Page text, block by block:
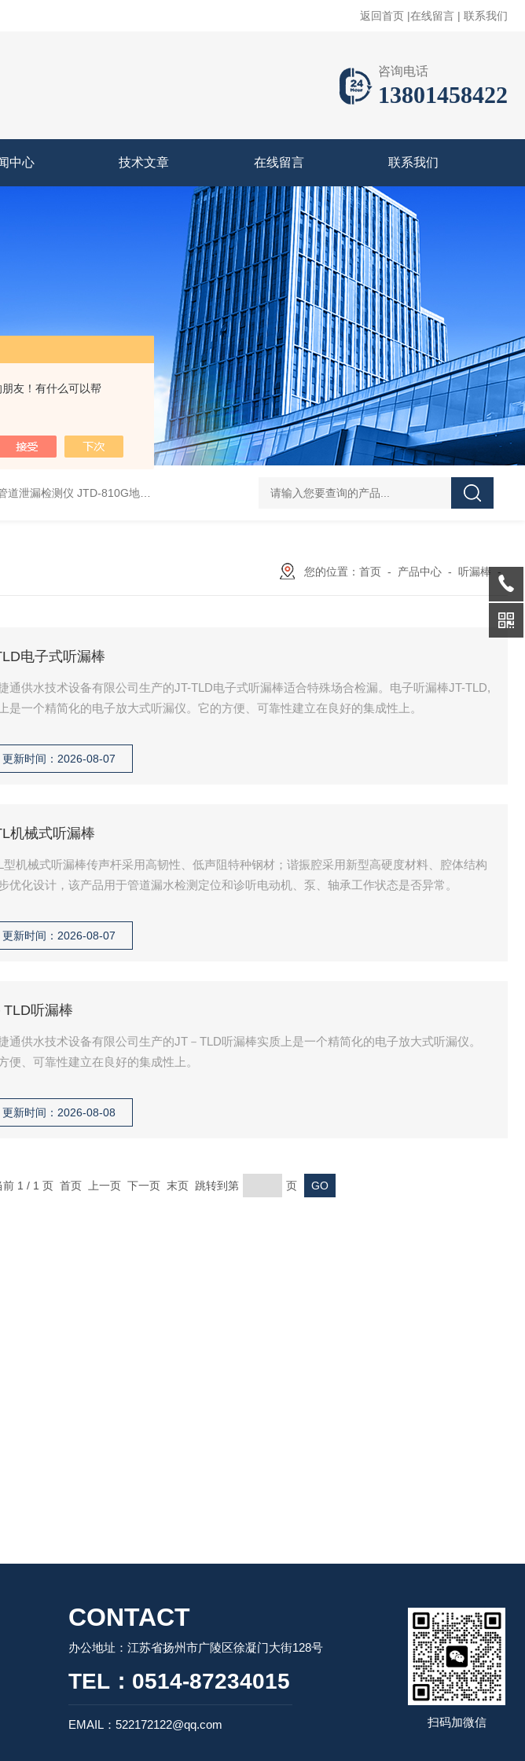
友！有什么可以帮
返回首页 |在线留言 | 联系我们
咨询电话
13801458422
中心 技术文章 在线留言 联系我们
道泄漏检测仪 JTD-810G地下管线探测仪 JTD-800G地下管线探测仪 JT－3000升级款智能数字式漏水检测
您的位置： 首页 - 产品中心 - 听漏棒 -
电子式听漏棒
通供水技术设备有限公司生产的JT-TLD电子式听漏棒适合特殊场合检漏。电子听漏棒JT-TLD,
是一个精简化的电子放大式听漏仪。它的方便、可靠性建立在良好的集成性上。
更新时间：2026-08-07
机械式听漏棒
型机械式听漏棒传声杆采用高韧性、低声阻特种钢材；谐振腔采用新型高硬度材料、腔体结构
优化设计，该产品用于管道漏水检测定位和诊听电动机、泵、轴承工作状态是否异常。
更新时间：2026-08-07
TLD听漏棒
通供水技术设备有限公司生产的JT－TLD听漏棒实质上是一个精简化的电子放大式听漏仪。
便、可靠性建立在良好的集成性上。
更新时间：2026-08-08
前 1 / 1 页 首页 上一页 下一页 末页 跳转到第 页
CONTACT
办公地址：江苏省扬州市广陵区徐凝门大街128号
TEL：0514-87234015
EMAIL：522172122@qq.com 扫码加微信